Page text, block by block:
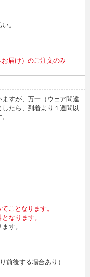
。
届け）のご注文のみ
すが、万一（ウェア間違
たら、到着より１週間以
ことなります。
なります。
す。
前後する場合あり）